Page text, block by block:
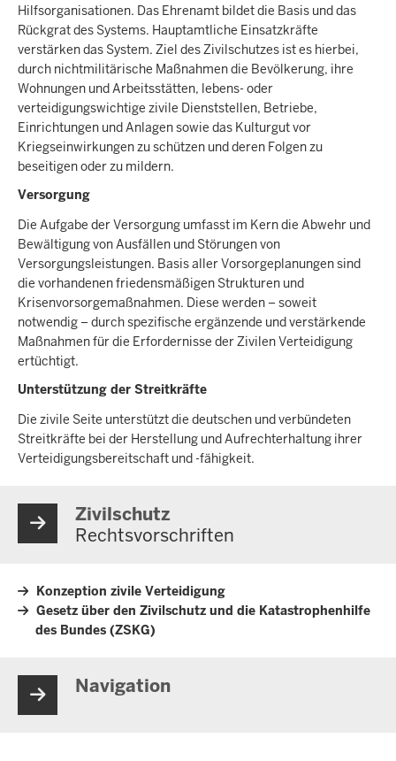
Hilfsorganisationen. Das Ehrenamt bildet die Basis und das
Rückgrat des Systems. Hauptamtliche Einsatzkräfte
verstärken das System. Ziel des Zivilschutzes ist es hierbei,
durch nichtmilitärische Maßnahmen die Bevölkerung, ihre
Wohnungen und Arbeitsstätten, lebens- oder
verteidigungswichtige zivile Dienststellen, Betriebe,
Einrichtungen und Anlagen sowie das Kulturgut vor
Kriegseinwirkungen zu schützen und deren Folgen zu
beseitigen oder zu mildern.
Versorgung
Die Aufgabe der Versorgung umfasst im Kern die Abwehr und
Bewältigung von Ausfällen und Störungen von
Versorgungsleistungen. Basis aller Vorsorgeplanungen sind
die vorhandenen friedensmäßigen Strukturen und
Krisenvorsorgemaßnahmen. Diese werden – soweit
notwendig – durch spezifische ergänzende und verstärkende
Maßnahmen für die Erfordernisse der Zivilen Verteidigung
ertüchtigt.
Unterstützung der Streitkräfte
Die zivile Seite unterstützt die deutschen und verbündeten
Streitkräfte bei der Herstellung und Aufrechterhaltung ihrer
Verteidigungsbereitschaft und -fähigkeit.
Zivilschutz
Rechtsvorschriften
Konzeption zivile Verteidigung
Gesetz über den Zivilschutz und die Katastrophenhilfe
des Bundes (ZSKG)
Navigation